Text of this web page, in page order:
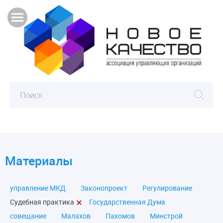
Материалы
управление МКД Законопроект
Регулирование
Судебная практика
Государственная Дума
совещание
Малахов Пахомов
Минстрой